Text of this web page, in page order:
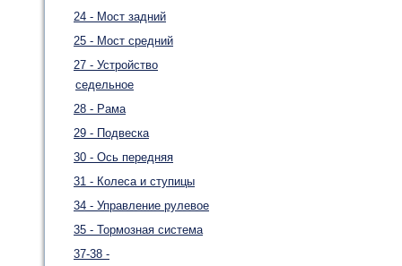
24 - Мост задний
25 - Мост средний
27 - Устройство
седельное
28 - Рама
29 - Подвеска
30 - Ось передняя
31 - Колеса и ступицы
34 - Управление рулевое
35 - Тормозная система
37-38 -